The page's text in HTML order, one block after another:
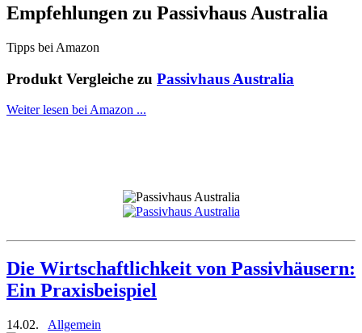
Empfehlungen zu Passivhaus Australia
Tipps bei Amazon
Produkt Vergleiche zu Passivhaus Australia
Weiter lesen bei Amazon ...
Die Wirtschaftlichkeit von Passivhäusern:
Ein Praxisbeispiel
14.02. Allgemein